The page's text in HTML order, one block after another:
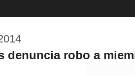
denuncia robo a